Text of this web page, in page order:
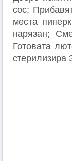
сос;
места
нарязан;
Готовата
стерилизира